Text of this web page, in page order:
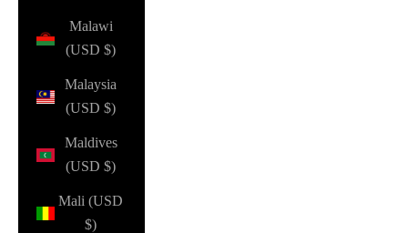
Malawi
(USD $)
Malaysia
(USD $)
Maldives
(USD $)
Mali (USD
$)